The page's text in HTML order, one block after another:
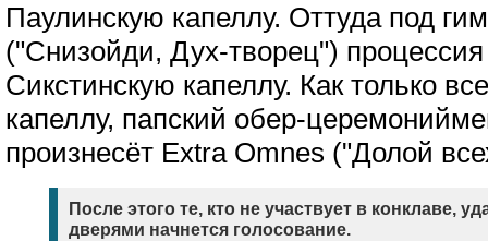
Паулинскую капеллу. Оттуда под
("Снизойди, Дух-творец") процессия
Сикстинскую капеллу. Как только
капеллу, папский обер-
произнесёт Extra Omnes ("Долой
После этого те, кто не участвует в конклаве,
дверями начнется голосование.